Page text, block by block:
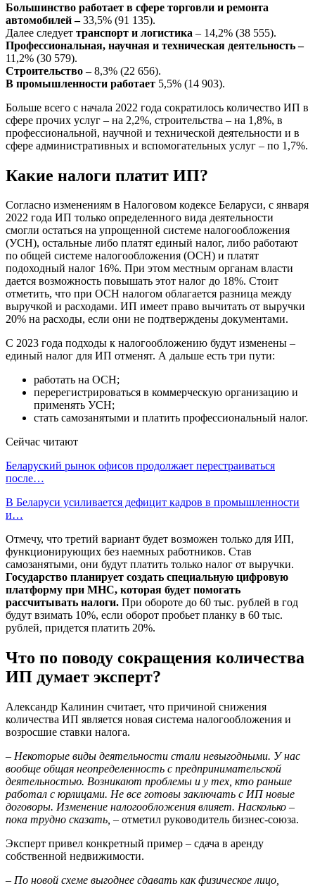
Большинство работает в сфере торговли и ремонта
автомобилей –33,5% (91 135).
Далее следует транспорт и логистика – 14,2% (38 555).
Профессиональная, научная и техническая деятельность –
11,2% (30 579).
Строительство –8,3% (22 656).
В промышленности работает 5,5% (14 903).
Больше всего с начала 2022 года сократилось количество ИП в
сфере прочих услуг – на 2,2%, строительства – на 1,8%, в
профессиональной, научной и технической деятельности и в
сфере административных и вспомогательных услуг – по 1,7%.
Какие налоги платит ИП?
Согласно изменениям в Налоговом кодексе Беларуси, с января
2022 года ИП только определенного вида деятельности
смогли остаться на упрощенной системе налогообложения
(УСН), остальные либо платят единый налог, либо работают
по общей системе налогообложения (ОСН) и платят
подоходный налог 16%. При этом местным органам власти
дается возможность повышать этот налог до 18%. Стоит
отметить, что при ОСН налогом облагается разница между
выручкой и расходами. ИП имеет право вычитать от выручки
20% на расходы, если они не подтверждены документами.
С 2023 года подходы к налогообложению будут изменены –
единый налог для ИП отменят. А дальше есть три пути:
работать на ОСН;
перерегистрироваться в коммерческую организацию и
применять УСН;
стать самозанятыми и платить профессиональный налог.
Сейчас читают
Беларуский рынок офисов продолжает перестраиваться
после…
В Беларуси усиливается дефицит кадров в промышленности
и…
Отмечу, что третий вариант будет возможен только для ИП,
функционирующих без наемных работников. Став
самозанятыми, они будут платить только налог от выручки.
Государство планирует создать специальную цифровую
платформу при МНС, которая будет помогать
рассчитывать налоги. При обороте до 60 тыс. рублей в год
будут взимать 10%, если оборот пробьет планку в 60 тыс.
рублей, придется платить 20%.
Что по поводу сокращения количества
ИП думает эксперт?
Александр Калинин считает, что причиной снижения
количества ИП является новая система налогообложения и
возросшие ставки налога.
– Некоторые виды деятельности стали невыгодными. У нас
вообще общая неопределенность с предпринимательской
деятельностью. Возникают проблемы и у тех, кто раньше
работал с юрлицами. Не все готовы заключать с ИП новые
договоры. Изменение налогообложения влияет. Насколько –
пока трудно сказать, – отметил руководитель бизнес-союза.
Эксперт привел конкретный пример – сдача в аренду
собственной недвижимости.
– По новой схеме выгоднее сдавать как физическое лицо,